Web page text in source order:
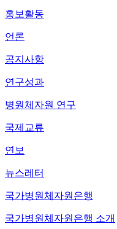
홍보활동
언론
공지사항
연구성과
병원체자원 연구
국제교류
연보
뉴스레터
국가병원체자원은행
국가병원체자원은행 소개